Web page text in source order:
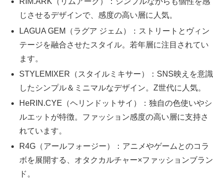
じさせるデザインで、感度の高い層に人気。
LAGUA GEM（ラグア ジェム）：ストリートとヴィン
テージを融合させたスタイル。若年層に注目されてい
ます。
STYLEMIXER（スタイルミキサー）：SNS映えを意識
したシンプル＆ミニマルなデザイン。Z世代に人気。
HeRIN.CYE（ヘリンドットサイ）：独自の色使いやシ
ルエットが特徴。ファッション感度の高い層に支持さ
れています。
R4G（アールフォージー）：アニメやゲームとのコラ
ボを展開する、オタクカルチャー×ファッションブラン
ド。